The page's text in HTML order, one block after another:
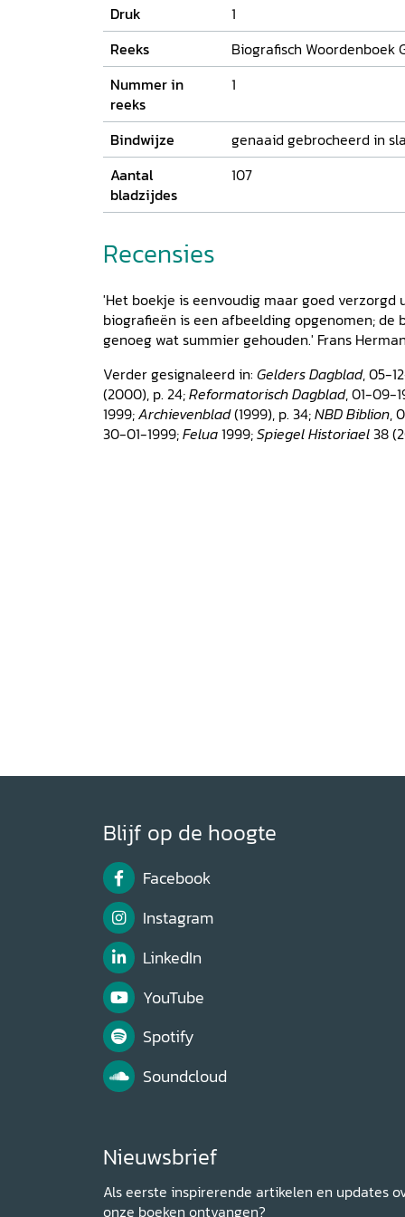
beschreven personen hebben op een
in de Gelderse geschiedenis. Een aantal van
opgenomen geweest in enig biografisch
aanvullend onderzoek gedaan, zodat een
verrassingen op kan leveren. De biografieën,
beginnen met een korte biografische inleiding,
Gelderse aspecten worden behandeld. De
korte vermelding van de belangrijkste
Druk
1
Reeks
Biografisch Woordenboek
Nummer in
reeks
1
Bindwijze
genaaid gebrocheerd in
Aantal
bladzijdes
107
Recensies
'Het boekje is eenvoudig maar goed verzorgd
biografieën is een afbeelding opgenomen;
genoeg wat summier gehouden.' Frans
Verder gesignaleerd in: Gelders Dagblad, 05-
(2000), p. 24;Reformatorisch Dagblad, 01-09-
1999;Archievenblad(1999), p. 34;NBD Biblion,
30-01-1999;Felua1999;Spiegel Historiael38
Blijf op de hoogte
Facebook
Instagram
LinkedIn
YouTube
Spotify
Soundcloud
Nieuwsbrief
Als eerste inspirerende artikelen en updates
onze boeken ontvangen?